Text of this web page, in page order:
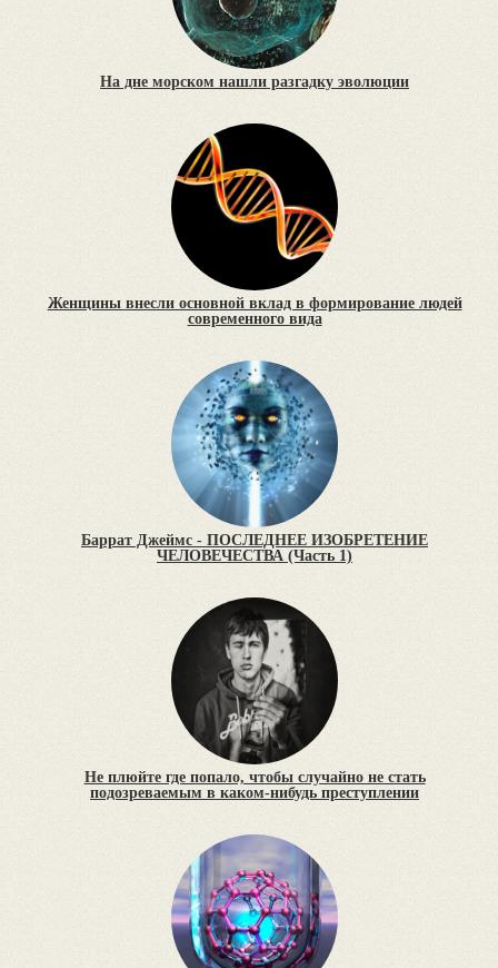
На дне морском нашли разгадку эволюции
Женщины внесли основной вклад в формирование людей
современного вида
Баррат Джеймс - ПОСЛЕДНЕЕ ИЗОБРЕТЕНИЕ
ЧЕЛОВЕЧЕСТВА (Часть 1)
Не плюйте где попало, чтобы случайно не стать
подозреваемым в каком-нибудь преступлении